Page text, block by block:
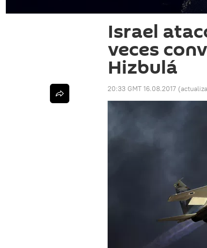
Israel
veces
Hizbulá
20:33 GMT 16.08.2017